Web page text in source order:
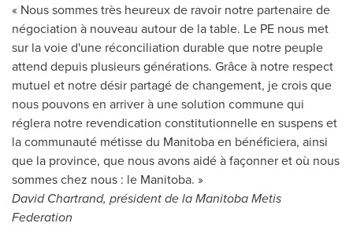
« Nous sommes très heureux de ravoir notre partenaire de
négociation à nouveau autour de la table. Le PE nous met
sur la voie d'une réconciliation durable que notre peuple
attend depuis plusieurs générations. Grâce à notre respect
mutuel et notre désir partagé de changement, je crois que
nous pouvons en arriver à une solution commune qui
réglera notre revendication constitutionnelle en suspens et
la communauté métisse du Manitobaen bénéficiera, ainsi
que la province, que nous avons aidé à façonner et où nous
sommes chez nous : le Manitoba. »
David Chartrand, président de la Manitoba Metis
Federation